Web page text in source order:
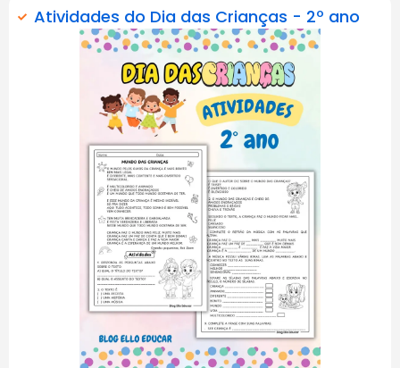
Atividades do Dia das Crianças - 2º ano